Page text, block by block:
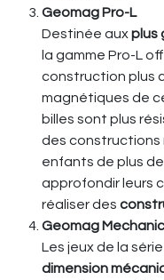
Geomag Pro-L
Destinée auxplus
la gamme Pro-L
construction plus
magnétiques de
billes sont plus
des constructions
enfants de plus
approfondir leurs
réaliser des
Geomag
Les jeux de la
dimension